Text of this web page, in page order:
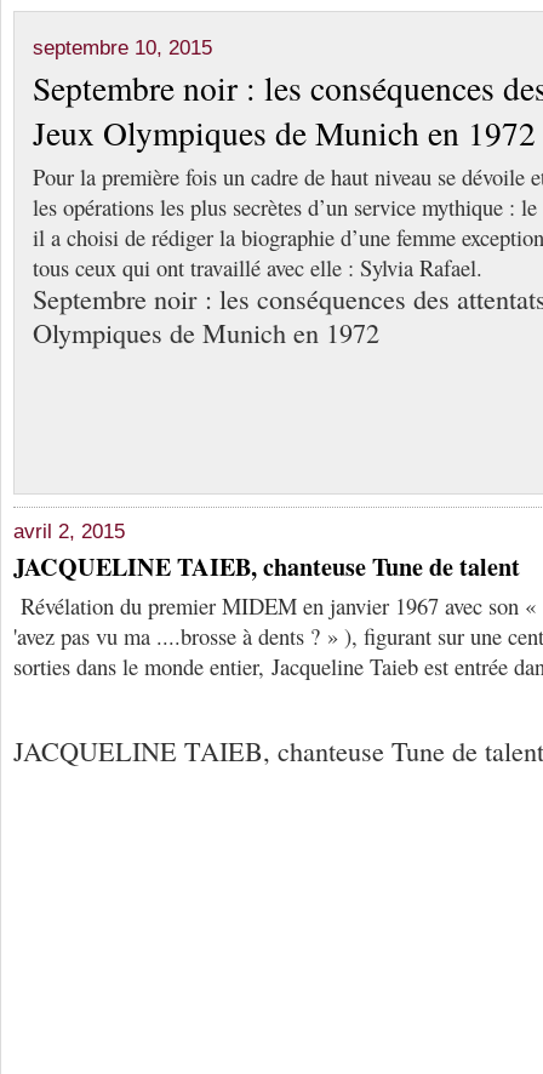
septembre 10, 2015
Septembre noir : les conséquences
Jeux Olympiques de Munich en 1972
Pour la première fois un cadre de haut niveau se dévoile
les opérations les plus secrètes d’un service mythique :
il a choisi de rédiger la biographie d’une femme
tous ceux qui ont travaillé avec elle : Sylvia Rafael.
Septembre noir : les conséquences des
Olympiques de Munich en 1972
avril 2, 2015
JACQUELINE TAIEB, chanteuse Tune de talent
Révélation du premier MIDEM en janvier 1967 avec son
'avez pas vu ma ....brosse à dents ? » ), figurant sur une
sorties dans le monde entier, Jacqueline Taieb est entrée
JACQUELINE TAIEB, chanteuse Tune de talent